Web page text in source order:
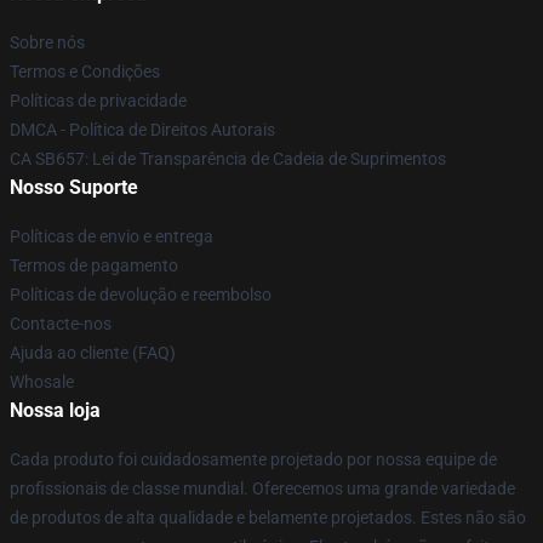
Sobre nós
Termos e Condições
Políticas de privacidade
DMCA - Política de Direitos Autorais
CA SB657: Lei de Transparência de Cadeia de Suprimentos
Nosso Suporte
Políticas de envio e entrega
Termos de pagamento
Políticas de devolução e reembolso
Contacte-nos
Ajuda ao cliente (FAQ)
Whosale
Nossa loja
Cada produto foi cuidadosamente projetado por nossa equipe de
profissionais de classe mundial. Oferecemos uma grande variedade
de produtos de alta qualidade e belamente projetados. Estes não são